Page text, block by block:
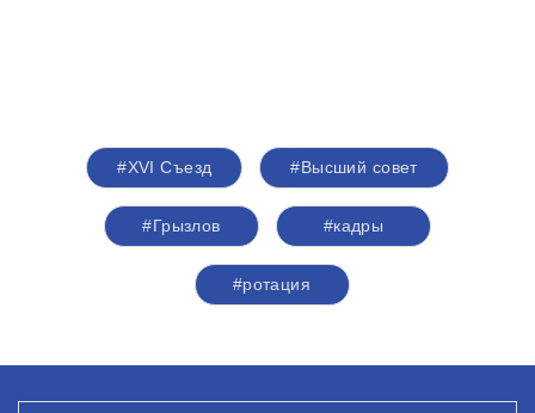
#XVI Съезд #Высший совет
#Грызлов #кадры
#ротация